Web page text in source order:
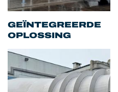
GEÏNTEGREERDE
OPLOSSING